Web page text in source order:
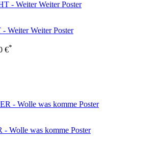
Weiter Weiter Poster
€*
Wolle was komme Poster